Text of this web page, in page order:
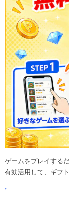
ゲームをプレイする
有効活用して、ギフ